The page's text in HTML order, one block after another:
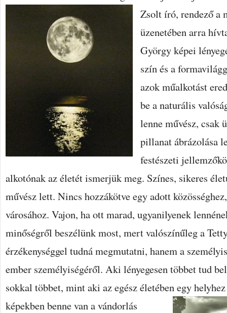
Zsolt író, rendező a
üzenetében arra
György képei
szín és a
azok műalkotást
be a naturális
lenne művész, csak
pillanat ábrázolása
festészeti
alkotónak az életét ismerjük meg. Színes, sikeres
művész lett. Nincs hozzákötve egy adott
városához. Vajon, ha ott marad, ugyanilyenek
minőségről beszélünk most, mert valószínűleg a
érzékenységgel tudná megmutatni, hanem a
ember személyiségéről. Aki lényegesen többet tud
sokkal többet, mint aki az egész életében egy
képekben benne van a vándorlás